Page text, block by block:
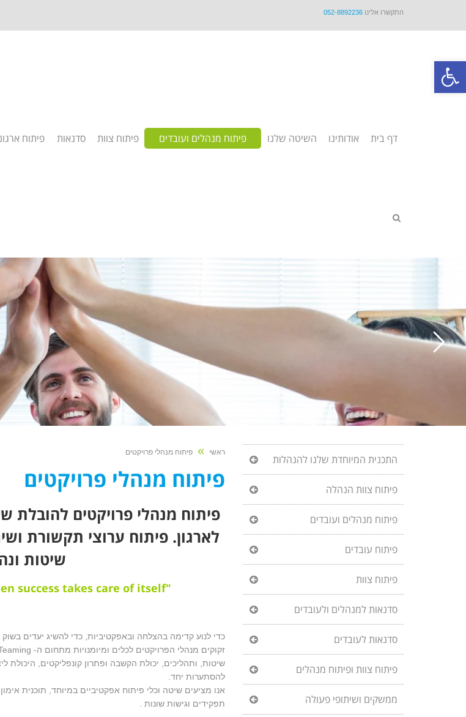
פתח סרגל נגישות
התקשרו אלינו 052-8892236
דף בית אודותינו השיטה שלנו פיתוח מנהלים ועובדים פיתוח צוות סדנאות פיתוח
ראשי » פיתוח מנהלי פרויקטים
פיתוח מנהלי פרויקטים
פיתוח מנהלי פרויקטים להובלת
לארגון. פיתוח ערוצי תקשורת
שיטות
success takes care of itself"
כדי לנוע קדימה בהצלחה ובאפקטיביות, כדי להשיג יעדים בשוק
שיטות, ותהליכים, יכולת הקשבה ופתרון קונפליקטים,
להסתערות יחד.
תפקידים וגישות שונות .
התכנית המיוחדת שלנו להנהלות
פיתוח צוות הנהלה
פיתוח מנהלים ועובדים
פיתוח עובדים
פיתוח צוות
סדנאות למנהלים ולעובדים
סדנאות לעובדים
פיתוח צוות ופיתוח מנהלים
ממשקים ושיתופי פעולה